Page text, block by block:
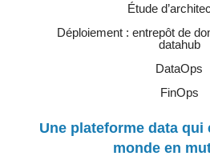
Étude
Déploiement : entrepôt de
datahub
DataOps
FinOps
Une plateforme data qui
monde en